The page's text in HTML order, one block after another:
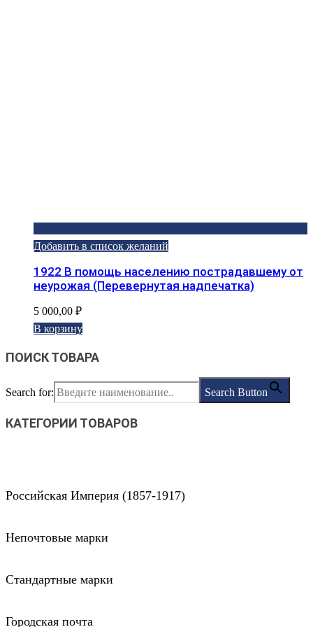
Добавить в список желаний
1922 В помощь населению пострадавшему от
неурожая (Перевернутая надпечатка)
5 000,00 ₽
В корзину
ПОИСК ТОВАРА
Search for: Search Button
КАТЕГОРИИ ТОВАРОВ
Российская Империя (1857-1917)
Непочтовые марки
Стандартные марки
Городская почта